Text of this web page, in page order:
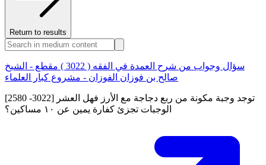
Return to results
سؤال وجواب من شرح العمدة في الفقه ( 3022 ) مقطع - الشيخ
صالح بن فوزان الفوزان - مشروع كبار العلماء
[2580 -3022] توجد وجبة مكونة من ربع دجاجة مع الأرز فهل العشر
الوجبات تجزئ كفارة يمين عن ١٠ مساكين؟